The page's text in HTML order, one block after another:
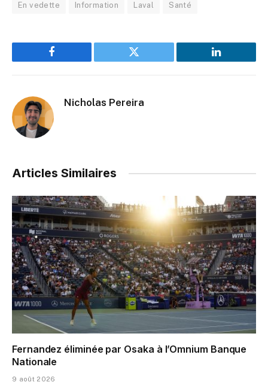
En vedette Information Laval Santé
Facebook Twitter LinkedIn
Nicholas Pereira
Articles Similaires
Fernandez éliminée par Osaka à l’Omnium Banque
Nationale
9 août 2026